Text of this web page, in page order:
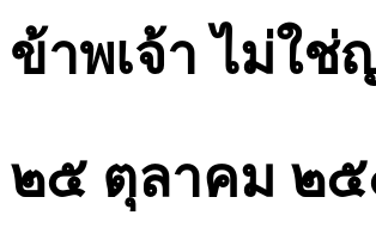
ข้าพเจ้า ไม่ใ
๒๕ ตุลาคม ๒